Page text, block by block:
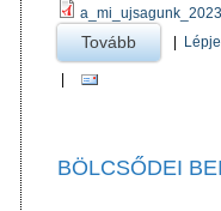
Tovább a A Mi
|
|
BÖLCSŐDEI